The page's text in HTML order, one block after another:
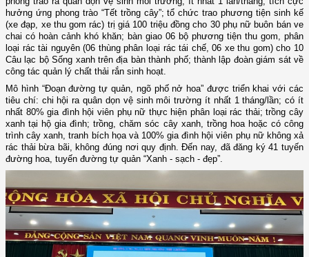
hưởng ứng phong trào “Tết trồng cây”; tổ chức trao phương tiện sinh kế
(xe đạp, xe thu gom rác) trị giá 100 triệu đồng cho 30 phụ nữ buôn bán ve
chai có hoàn cảnh khó khăn; bàn giao 06 bộ phương tiện thu gom, phân
loại rác tài nguyên (06 thùng phân loại rác tái chế, 06 xe thu gom) cho 10
Câu lạc bộ Sống xanh trên địa bàn thành phố; thành lập đoàn giám sát về
công tác quản lý chất thải rắn sinh hoạt.
Mô hình “Đoạn đường tự quản, ngõ phố nở hoa” được triển khai với các
tiêu chí: chi hội ra quân dọn vệ sinh môi trường ít nhất 1 tháng/lần; có ít
nhất 80% gia đình hội viên phụ nữ thực hiện phân loại rác thải; trồng cây
xanh tại hộ gia đình; trồng, chăm sóc cây xanh, trồng hoa hoặc có công
trình cây xanh, tranh bích họa và 100% gia đình hội viên phụ nữ không xả
rác thải bừa bãi, không đúng nơi quy định. Đến nay, đã đăng ký 41 tuyến
đường hoa, tuyến đường tự quản “Xanh - sạch - đẹp”.